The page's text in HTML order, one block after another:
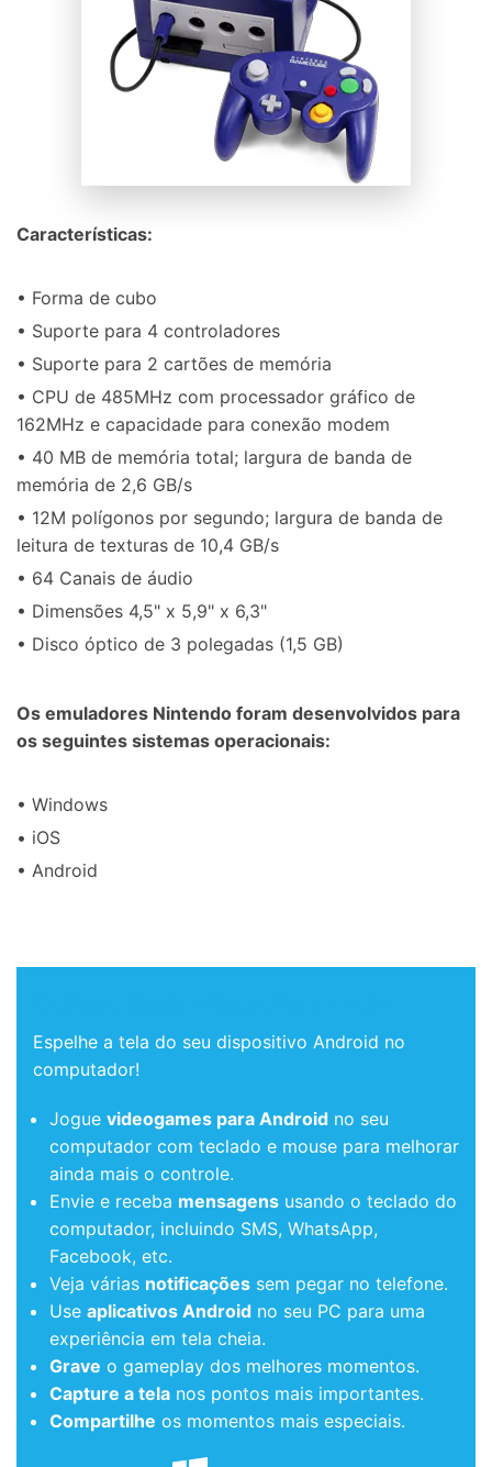
Características:
• Forma de cubo
• Suporte para 4 controladores
• Suporte para 2 cartões de memória
• CPU de 485MHz com processador gráfico de
162MHz e capacidade para conexão modem
• 40 MB de memória total; largura de banda de
memória de 2,6 GB/s
• 12M polígonos por segundo; largura de banda de
leitura de texturas de 10,4 GB/s
• 64 Canais de áudio
• Dimensões 4,5" x 5,9" x 6,3"
• Disco óptico de 3 polegadas (1,5 GB)
Os emuladores Nintendo foram desenvolvidos para
os seguintes sistemas operacionais:
• Windows
• iOS
• Android
Espelhe a tela do seu dispositivo Android no
computador!
Jogue videogames para Android no seu
computador com teclado e mouse para melhorar
ainda mais o controle.
Envie e receba mensagens usando o teclado do
computador, incluindo SMS, WhatsApp,
Facebook, etc.
Veja várias notificações sem pegar no telefone.
Use aplicativos Android no seu PC para uma
experiência em tela cheia.
Grave o gameplay dos melhores momentos.
Capture a tela nos pontos mais importantes.
Compartilhe os momentos mais especiais.